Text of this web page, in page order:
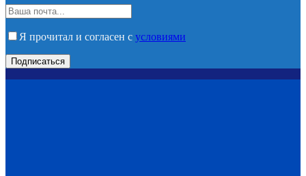
Я прочитал и согласен с условиями